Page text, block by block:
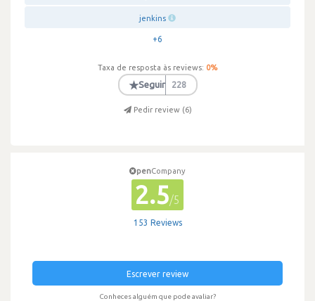
jenkins
+6
Taxa de resposta às reviews: 0%
★Seguir 228
Pedir review (6)
penCompany
2.5/5
153 Reviews
Escrever review
Conheces alguém que pode avaliar?